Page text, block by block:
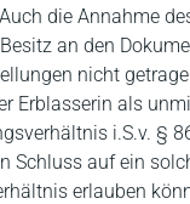
die Annahme
an den
nicht
Erblasserin als
i.S.v. §
Schluss auf ein
erlauben